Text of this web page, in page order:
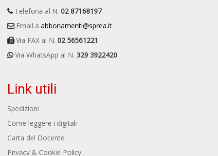
Telefona al N. 02 87168197
Email a abbonamenti@sprea.it
Via FAX al N. 02 56561221
Via WhatsApp al N. 329 3922420
Link utili
Spedizioni
Come leggere i digitali
Carta del Docente
Privacy & Cookie Policy